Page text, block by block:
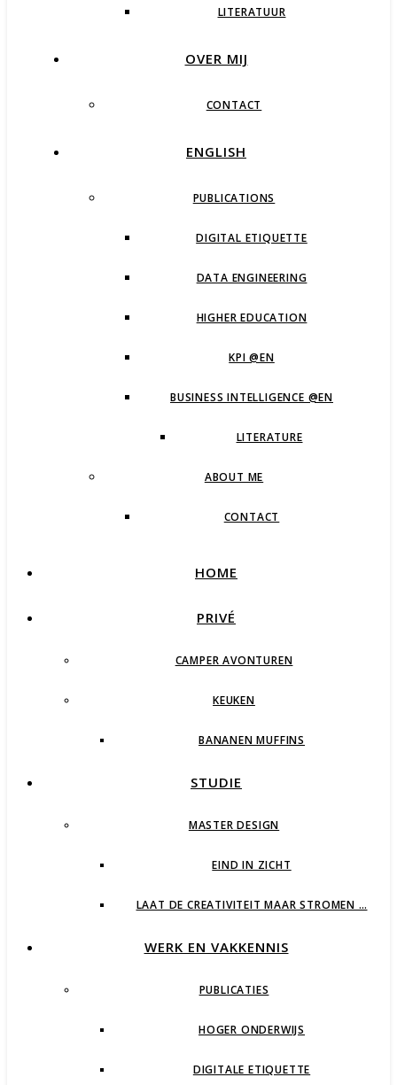
LITERATUUR
OVER MIJ
CONTACT
ENGLISH
PUBLICATIONS
DIGITAL ETIQUETTE
DATA ENGINEERING
HIGHER EDUCATION
KPI @EN
BUSINESS INTELLIGENCE @EN
LITERATURE
ABOUT ME
CONTACT
HOME
PRIVÉ
CAMPER AVONTUREN
KEUKEN
BANANEN MUFFINS
STUDIE
MASTER DESIGN
EIND IN ZICHT
LAAT DE CREATIVITEIT MAAR STROMEN …
WERK EN VAKKENNIS
PUBLICATIES
HOGER ONDERWIJS
DIGITALE ETIQUETTE